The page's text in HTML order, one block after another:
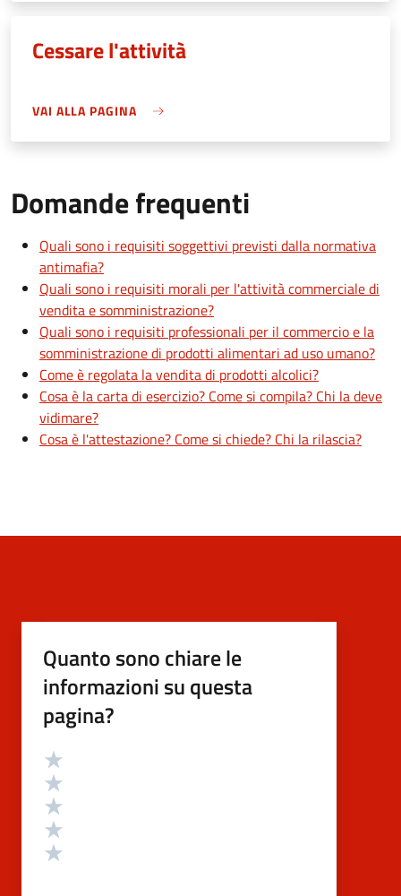
Cessare l'attività
VAI ALLA PAGINA
Domande frequenti
Quali sono i requisiti soggettivi previsti dalla normativa
antimafia?
Quali sono i requisiti morali per l'attività commerciale di
vendita e somministrazione?
Quali sono i requisiti professionali per il commercio e la
somministrazione di prodotti alimentari ad uso umano?
Come è regolata la vendita di prodotti alcolici?
Cosa è la carta di esercizio? Come si compila? Chi la deve
vidimare?
Cosa è l'attestazione? Come si chiede? Chi la rilascia?
Quanto sono chiare le
informazioni su questa
pagina?
Valutazione